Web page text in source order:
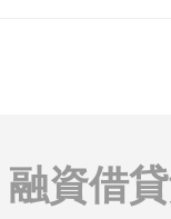
融資借